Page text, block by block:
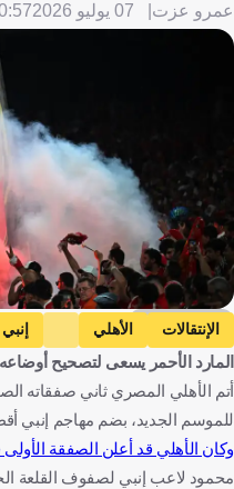
عمرو عزت 07 يوليو 2026
Getty Images
الإنتقالات الأهلي إنبي
كرة قدم
المارد الأحمر يسعى لتصحيح
أتم الأهلي المصري ثاني صفقاته
للموسم الجديد، بضم مهاجم إنبي أقطاي
وكان الأهلي قد أعلن الصفقة
محمود لاعب إنبي لصفوف القلعة الحمراء